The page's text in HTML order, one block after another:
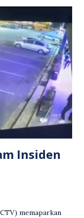
terbabit sebelum
dua pihak. Video
mendapat pelbagai
awam yang tular di
ialah ramai yang
lelaki berkenaan
tangan.
berkuasa
yang bersimpati
Insiden
memaparkan